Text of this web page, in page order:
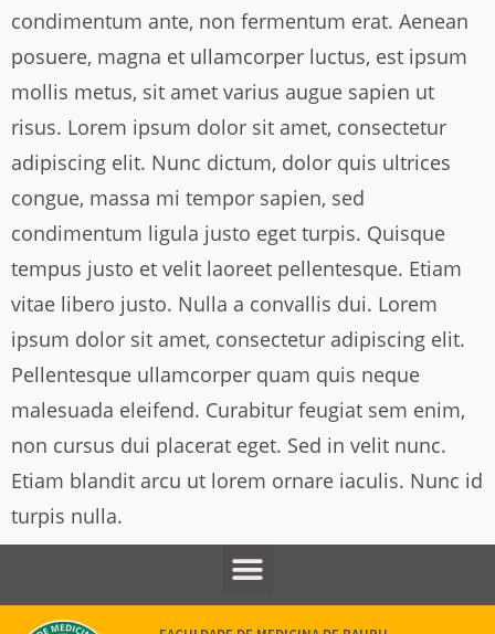
condimentum ante, non fermentum erat. Aenean
posuere, magna et ullamcorper luctus, est ipsum
mollis metus, sit amet varius augue sapien ut
risus. Lorem ipsum dolor sit amet, consectetur
adipiscing elit. Nunc dictum, dolor quis ultrices
congue, massa mi tempor sapien, sed
condimentum ligula justo eget turpis. Quisque
tempus justo et velit laoreet pellentesque. Etiam
vitae libero justo. Nulla a convallis dui. Lorem
ipsum dolor sit amet, consectetur adipiscing elit.
Pellentesque ullamcorper quam quis neque
malesuada eleifend. Curabitur feugiat sem enim,
non cursus dui placerat eget. Sed in velit nunc.
Etiam blandit arcu ut lorem ornare iaculis. Nunc id
turpis nulla.